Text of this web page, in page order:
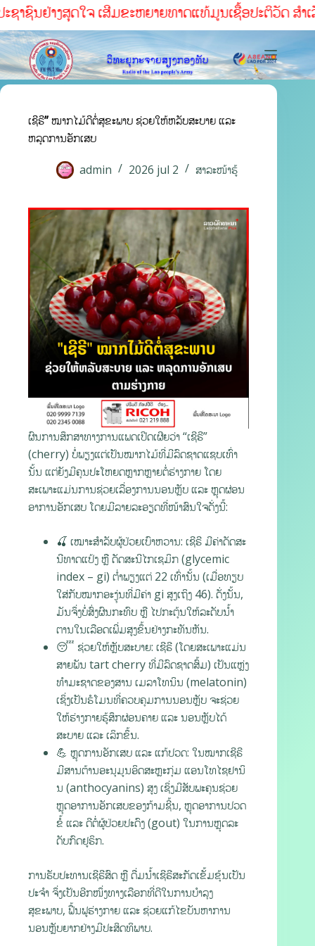
າຊົນຢ່າງສຸດໃຈ ເສີມຂະຫຍາຍທາດແທ້ມູນເຊື້ອປະຕິວັດ ສໍາເ
ເຊີຣີ” ໝາກໄມ້ດີຕໍ່ສຸຂະພາບ ຊ່ວຍໃຫ້ຫລັບສະບາຍ ແລະ
ຫລຸດການອັກເສບ
admin 2026 jul 2 ສາລະໜ້າຮູ້
ຜົນການສຶກສາທາງການແພດເປີດເຜີຍວ່າ “ເຊີຣີ”
(cherry) ບໍ່ພຽງແຕ່ເປັນໝາກໄມ້ທີ່ມີລົດຊາດແຊບເທົ່າ
ນັ້ນ ແຕ່ຍັງມີຄຸນປະໂຫຍດຫຼາກຫຼາຍຕໍ່ຮ່າງກາຍ ໂດຍ
ສະເພາະແມ່ນການຊ່ວຍເລື່ອງການນອນຫຼັບ ແລະ ຫຼຸດຜ່ອນ
ອາການອັກເສບ ໂດຍມີລາຍລະອຽດທີ່ໜ້າສົນໃຈດັ່ງນີ້:
🍒 ເໝາະສຳລັບຜູ້ປ່ວຍເບົາຫວານ: ເຊີຣີ ມີຄ່າດັດສະ
ນີທາດແປ້ງ ຫຼື ດັດສະນີໄກເຊມິກ (glycemic
index – gi) ຕ່ຳພຽງແຕ່ 22 ເທົ່ານັ້ນ (ເມື່ອທຽບ
ໃສ່ກັບໝາກອະງຸ່ນທີ່ມີຄ່າ gi ສູງເຖິງ 46). ດັ່ງນັ້ນ,
ມັນຈຶ່ງບໍ່ສົ່ງຜົນກະທົບ ຫຼື ໄປກະຕຸ້ນໃຫ້ລະດັບນ້ຳ
ຕານໃນເລືອດເພີ່ມສູງຂຶ້ນຢ່າງກະທັນຫັນ.
😴 ຊ່ວຍໃຫ້ຫຼັບສະບາຍ: ເຊີຣີ (ໂດຍສະເພາະແມ່ນ
ສາຍພັນ tart cherry ທີ່ມີລົດຊາດສົ້ມ) ເປັນແຫຼ່ງ
ທຳມະຊາດຂອງສານ ເມລາໂທນິນ (melatonin)
ເຊິ່ງເປັນຮໍໂມນທີ່ຄວບຄຸມການນອນຫຼັບ ຈະຊ່ວຍ
ໃຫ້ຮ່າງກາຍຮູ້ສຶກຜ່ອນຄາຍ ແລະ ນອນຫຼັບໄດ້
ສະບາຍ ແລະ ເລິກຂຶ້ນ.
💪 ຫຼຸດການອັກເສບ ແລະ ແກ້ປວດ: ໃນໝາກເຊີຣີ
ມີສານຕ້ານອະນຸມູນອິດສະຫຼະກຸ່ມ ແອນໂທໄຊຢານິ
ນ (anthocyanins) ສູງ ເຊິ່ງມີສັບພະຄຸນຊ່ວຍ
ຫຼຸດອາການອັກເສບຂອງກ້າມຊີ້ນ, ຫຼຸດອາການປວດ
ຂໍ້ ແລະ ດີຕໍ່ຜູ້ປ່ວຍປະດົງ (gout) ໃນການຫຼຸດລະ
ດັບກົດຢູຣິກ.
ການຮັບປະທານເຊີຣີສົດ ຫຼື ດື່ມນ້ຳເຊີຣີສະກັດເຂັ້ມຂຸ້ນເປັນ
ປະຈຳ ຈຶ່ງເປັນອີກໜຶ່ງທາງເລືອກທີ່ດີໃນການບຳລຸງ
ສຸຂະພາບ, ຟື້ນຟູຮ່າງກາຍ ແລະ ຊ່ວຍແກ້ໄຂບັນຫາການ
ນອນຫຼັບຍາກຢ່າງມີປະສິດທິພາບ.